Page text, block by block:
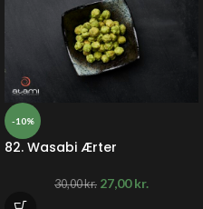
-10%
82. Wasabi Ærter
30,00kr. 27,00kr.